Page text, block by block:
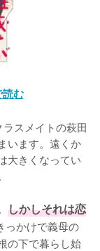
む
スメイトの萩田
います。遠くか
大きくなってい
しかしそれは恋
っかけで義母の
の下で暮らし始